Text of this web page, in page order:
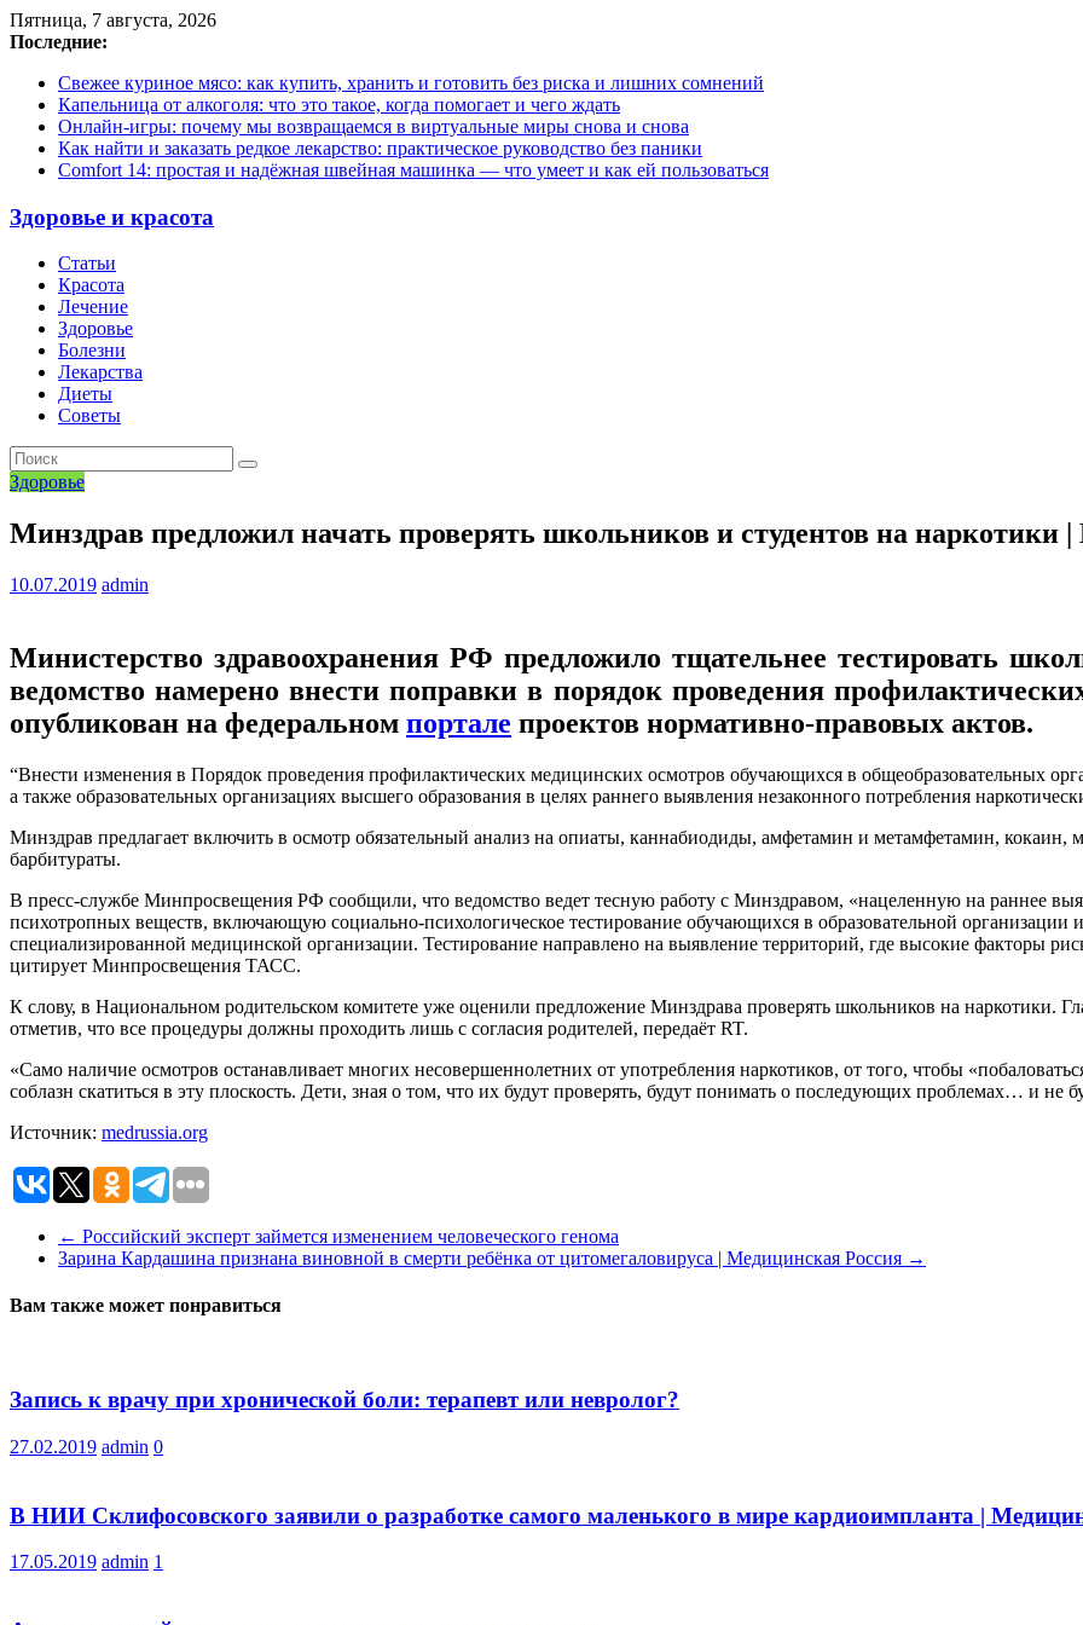
Пятница, 7 августа, 2026
Последние:
Свежее куриное мясо: как купить, хранить и готовить без риска и лишних сомнений
Капельница от алкоголя: что это такое, когда помогает и чего ждать
Онлайн-игры: почему мы возвращаемся в виртуальные миры снова и снова
Как найти и заказать редкое лекарство: практическое руководство без паники
Comfort 14: простая и надёжная швейная машинка — что умеет и как ей пользоваться
Здоровье и красота
Статьи
Красота
Лечение
Здоровье
Болезни
Лекарства
Диеты
Советы
Здоровье
Минздрав предложил начать проверять школьников и студентов на наркотики
10.07.2019 admin
Министерство здравоохранения РФ предложило тщательнее тестировать
ведомство намерено внести поправки в порядок проведения
опубликован на федеральном портале проектов нормативно-правовых актов.
“Внести изменения в Порядок проведения профилактических медицинских осмотров обучающихся в общеобразовательных
а также образовательных организациях высшего образования в целях раннего выявления незаконного потребления
Минздрав предлагает включить в осмотр обязательный анализ на опиаты, каннабиодиды, амфетамин и метамфетамин, кокаин,
барбитураты.
В пресс-службе Минпросвещения РФ сообщили, что ведомство ведет тесную работу с Минздравом, «нацеленную на раннее
психотропных веществ, включающую социально-психологическое тестирование обучающихся в образовательной
специализированной медицинской организации. Тестирование направлено на выявление территорий, где высокие факторы
цитирует Минпросвещения ТАСС.
К слову, в Национальном родительском комитете уже оценили предложение Минздрава проверять школьников на наркотики.
отметив, что все процедуры должны проходить лишь с согласия родителей, передаёт RT.
«Само наличие осмотров останавливает многих несовершеннолетних от употребления наркотиков, от того, чтобы
соблазн скатиться в эту плоскость. Дети, зная о том, что их будут проверять, будут понимать о последующих проблемах… и не
Источник: medrussia.org
← Российский эксперт займется изменением человеческого генома
Зарина Кардашина признана виновной в смерти ребёнка от цитомегаловируса | Медицинская Россия →
Вам также может понравиться
Запись к врачу при хронической боли: терапевт или невролог?
27.02.2019 admin 0
В НИИ Склифосовского заявили о разработке самого маленького в мире кардиоимпланта |
17.05.2019 admin 1